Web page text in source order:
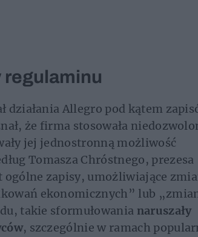
regulaminu
działania Allegro pod kątem
że firma stosowała
jej jednostronną możliwość
Tomasza Chróstnego, prezesa
ogólne zapisy, umożliwiające
ekonomicznych” lub
takie sformułowania naruszały
, szczególnie w ramach